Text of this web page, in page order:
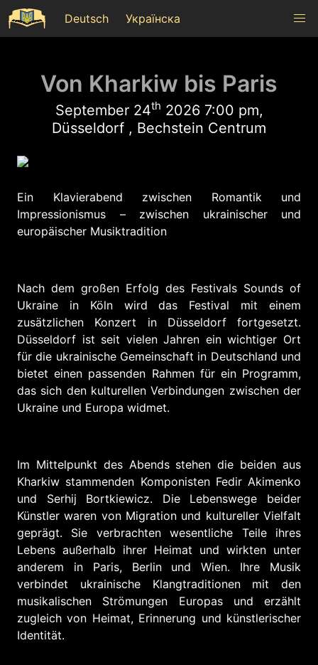
Deutsch Українска
Von Kharkiw bis Paris
September 24th 2026 7:00 pm,
Düsseldorf , Bechstein Centrum
Ein Klavierabend zwischen Romantik und
Impressionismus – zwischen ukrainischer und
europäischer Musiktradition
Nach dem großen Erfolg des Festivals Sounds of
Ukraine in Köln wird das Festival mit einem
zusätzlichen Konzert in Düsseldorf fortgesetzt.
Düsseldorf ist seit vielen Jahren ein wichtiger Ort
für die ukrainische Gemeinschaft in Deutschland und
bietet einen passenden Rahmen für ein Programm,
das sich den kulturellen Verbindungen zwischen der
Ukraine und Europa widmet.
Im Mittelpunkt des Abends stehen die beiden aus
Kharkiw stammenden Komponisten Fedir Akimenko
und Serhij Bortkiewicz. Die Lebenswege beider
Künstler waren von Migration und kultureller Vielfalt
geprägt. Sie verbrachten wesentliche Teile ihres
Lebens außerhalb ihrer Heimat und wirkten unter
anderem in Paris, Berlin und Wien. Ihre Musik
verbindet ukrainische Klangtraditionen mit den
musikalischen Strömungen Europas und erzählt
zugleich von Heimat, Erinnerung und künstlerischer
Identität.